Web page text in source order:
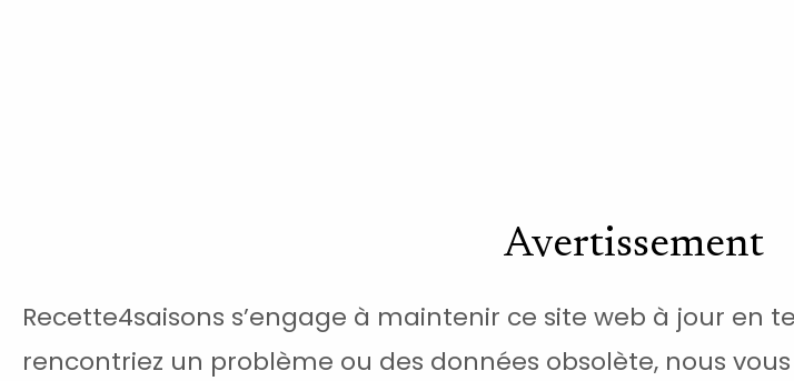
Avertissement
Recette4saisons s’engage à maintenir ce site web à jour en
rencontriez un problème ou des données obsolète, nous